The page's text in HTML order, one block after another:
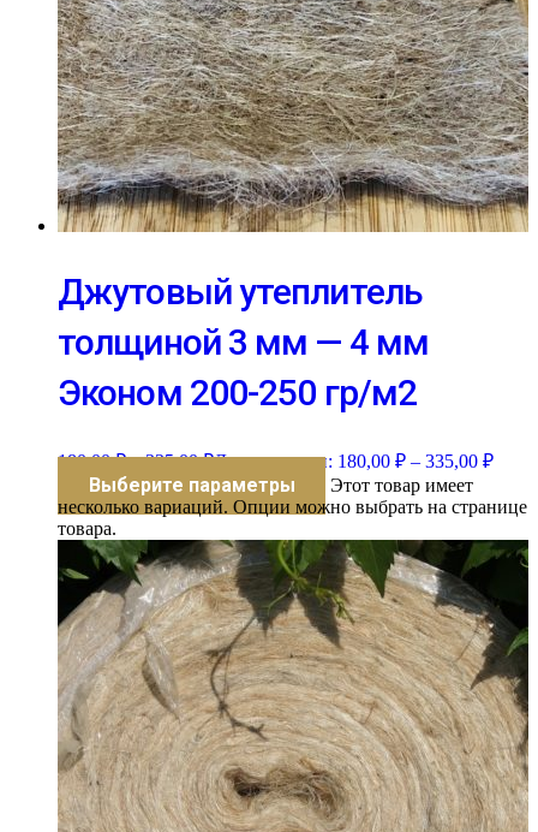
Джутовый утеплитель
толщиной 3 мм — 4 мм
Эконом 200-250 гр/м2
180,00₽ – 335,00₽Диапазон цен: 180,00 ₽ – 335,00 ₽
Выберите параметры
Этот товар имеет
несколько вариаций. Опции можно выбрать на странице
товара.